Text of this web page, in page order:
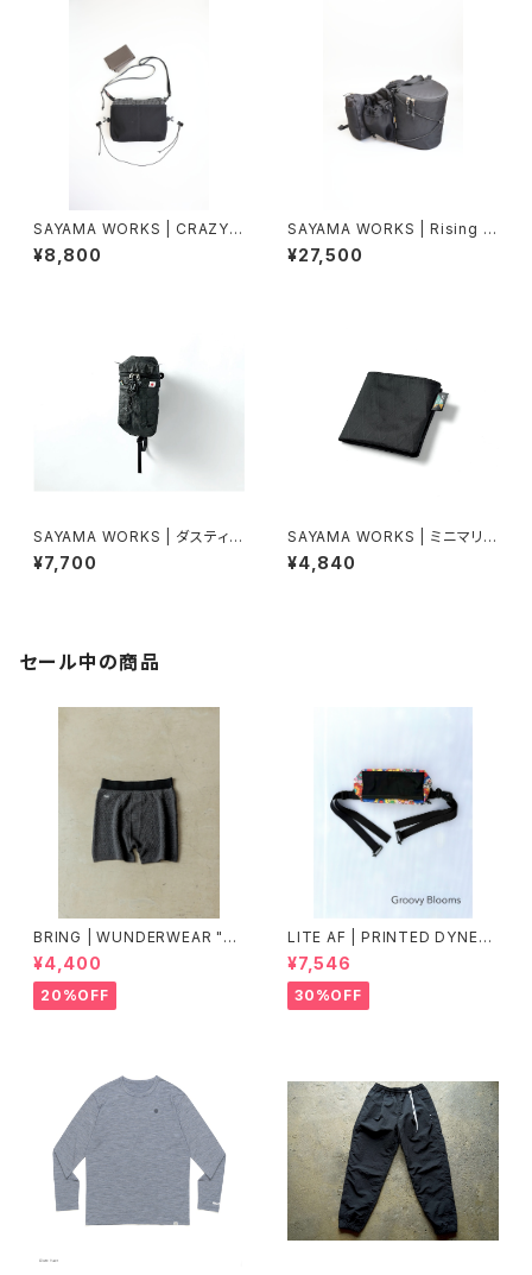
SAYAMA WORKS | CRAZY
Origin
¥8,800
SAYAMA WORKS | Rising X
-PAC VX21 Black
¥27,500
SAYAMA WORKS | ダスティン
ホルダー2G改 Ultra 200 / DC
FH2.92oz
¥7,700
SAYAMA WORKS | ミニマリス
トウォレット
¥4,840
セール中の商品
BRING | WUNDERWEAR "O
NE" 50/50
¥4,400
20%OFF
LITE AF | PRINTED DYNEE
MA FEATHER WEIGHT FAN
NY PACK
¥7,546
30%OFF